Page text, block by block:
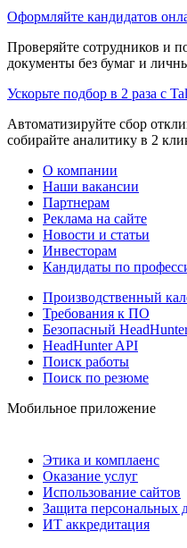
Оформляйте кандидатов
Проверяйте сотрудников и
документы без бумаг и
Ускорьте подбор в 2 раза с
Автоматизируйте сбор
собирайте аналитику в 2
О компании
Наши вакансии
Партнерам
Реклама на сайте
Новости и статьи
Инвесторам
Кандидаты по
Производственный
Требования к ПО
Безопасный
HeadHunter API
Поиск работы
Поиск по резюме
Мобильное приложение
Этика и комплаенс
Оказание услуг
Использование сайтов
Защита персональных
ИТ аккредитация